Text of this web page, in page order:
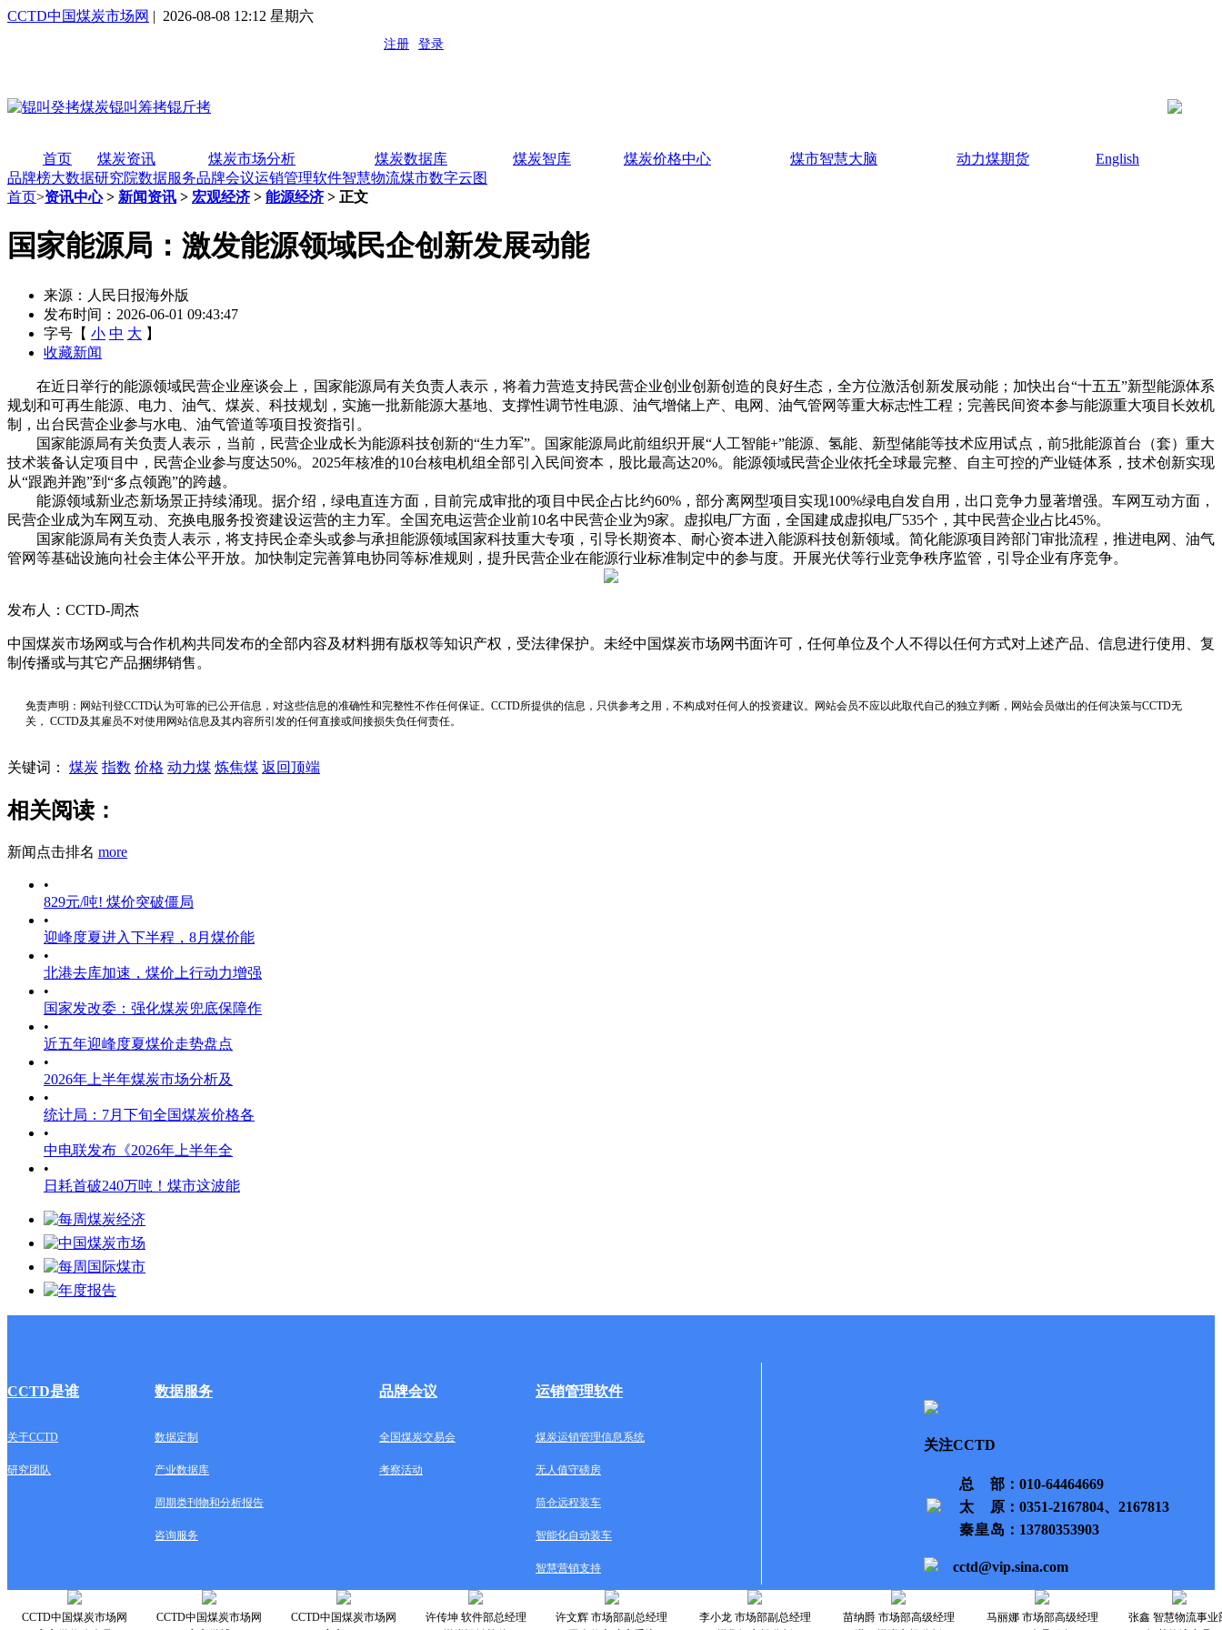
CCTD中国煤炭市场网 | 2026-08-08 12:12 星期六
首页 煤炭资讯 煤炭市场分析 煤炭数据库 煤炭智库 煤炭价格中心 煤市智慧大脑 动力煤期货
English
品牌榜大数据研究院数据服务品牌会议运销管理软件智慧物流煤市数字云图
首页>资讯中心> 新闻资讯 > 宏观经济> 能源经济> 正文
国家能源局：激发能源领域民企创新发展动能
来源：人民日报海外版
发布时间：2026-06-01 09:43:47
字号【 小 中 大 】
收藏新闻
在近日举行的能源领域民营企业座谈会上，国家能源局有关负责人表示，将着力营造支持民营企业创业创新创造的良好生态，全方位激活创新发展动能；加快出台“十五五”新型能源体系
规划和可再生能源、电力、油气、煤炭、科技规划，实施一批新能源大基地、支撑性调节性电源、油气增储上产、电网、油气管网等重大标志性工程；完善民间资本参与能源重大项目长效机
制，出台民营企业参与水电、油气管道等项目投资指引。
国家能源局有关负责人表示，当前，民营企业成长为能源科技创新的“生力军”。国家能源局此前组织开展“人工智能+”能源、氢能、新型储能等技术应用试点，前5批能源首台（套）重大
技术装备认定项目中，民营企业参与度达50%。2025年核准的10台核电机组全部引入民间资本，股比最高达20%。能源领域民营企业依托全球最完整、自主可控的产业链体系，技术创新实现
从“跟跑并跑”到“多点领跑”的跨越。
能源领域新业态新场景正持续涌现。据介绍，绿电直连方面，目前完成审批的项目中民企占比约60%，部分离网型项目实现100%绿电自发自用，出口竞争力显著增强。车网互动方面，
民营企业成为车网互动、充换电服务投资建设运营的主力军。全国充电运营企业前10名中民营企业为9家。虚拟电厂方面，全国建成虚拟电厂535个，其中民营企业占比45%。
国家能源局有关负责人表示，将支持民企牵头或参与承担能源领域国家科技重大专项，引导长期资本、耐心资本进入能源科技创新领域。简化能源项目跨部门审批流程，推进电网、油气
管网等基础设施向社会主体公平开放。加快制定完善算电协同等标准规则，提升民营企业在能源行业标准制定中的参与度。开展光伏等行业竞争秩序监管，引导企业有序竞争。
发布人：CCTD-周杰
中国煤炭市场网或与合作机构共同发布的全部内容及材料拥有版权等知识产权，受法律保护。未经中国煤炭市场网书面许可，任何单位及个人不得以任何方式对上述产品、信息进行使用、复
制传播或与其它产品捆绑销售。
免责声明：网站刊登CCTD认为可靠的已公开信息，对这些信息的准确性和完整性不作任何保证。CCTD所提供的信息，只供参考之用，不构成对任何人的投资建议。网站会员不应以此取代自己的独立判断，网站会员做出的任何决策与CCTD无
关， CCTD及其雇员不对使用网站信息及其内容所引发的任何直接或间接损失负任何责任。
关键词： 煤炭 指数 价格 动力煤 炼焦煤 返回顶端
相关阅读：
新闻点击排名 more
•
829元/吨! 煤价突破僵局
•
迎峰度夏进入下半程，8月煤价能
•
北港去库加速，煤价上行动力增强
•
国家发改委：强化煤炭兜底保障作
•
近五年迎峰度夏煤价走势盘点
•
2026年上半年煤炭市场分析及
•
统计局：7月下旬全国煤炭价格各
•
中电联发布《2026年上半年全
•
日耗首破240万吨！煤市这波能
CCTD是谁 数据服务 品牌会议 运销管理软件
关于CCTD 数据定制 全国煤炭交易会 煤炭运销管理信息系统
研究团队 产业数据库 考察活动 无人值守磅房
周期类刊物和分析报告 筒仓远程装车
咨询服务 智能化自动装车
智慧营销支持
关注CCTD
总部 ：010-64464669
太原 ：0351-2167804、2167813
秦皇岛 ：13780353903
cctd@vip.sina.com
CCTD中国煤炭市场网
CCTD中国煤炭市场网
CCTD中国煤炭市场网
许传坤 软件部总经理
许文辉 市场部副总经理
李小龙 市场部副总经理
苗纳爵 市场部高级经理
马丽娜 市场部高级经理
张鑫 智慧物流事业